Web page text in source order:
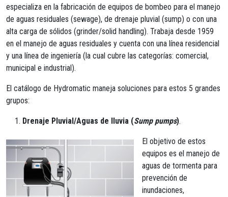
especializa en la fabricación de equipos de bombeo para el manejo
de aguas residuales (sewage), de drenaje pluvial (sump) o con una
alta carga de sólidos (grinder/solid handling). Trabaja desde 1959
en el manejo de aguas residuales y cuenta con una línea residencial
y una línea de ingeniería (la cual cubre las categorías: comercial,
municipal e industrial).
El catálogo de Hydromatic maneja soluciones para estos 5 grandes
grupos:
Drenaje Pluvial/Aguas de lluvia (Sump pumps).
El objetivo de estos
equipos es el manejo de
aguas de tormenta para
prevención de
inundaciones,